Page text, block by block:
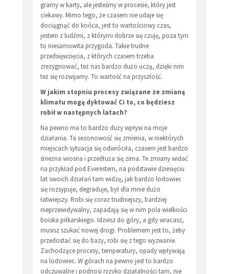
gramy w karty, ale jesteśmy w procesie, który jest
ciekawy. Mimo tego, że czasem nie udaje się
dociągnąć do końca, jest to wartościowy czas,
jestem z ludźmi, z którymi dobrze się czuję, poza tym
to niesamowita przygoda. Takie trudne
przedsięwzięcia, z których czasem trzeba
zrezygnować, też nas bardzo dużo uczą, dzięki nim
też się rozwijamy. To wartość na przyszłość.
W jakim stopniu procesy związane ze zmianą
klimatu mogą dyktować Ci to, co będziesz
robił w następnych latach?
Na pewno ma to bardzo duży wpływ na moje
działania. Ta sezonowość się zmienia, w niektórych
miejscach sytuacja się odwróciła, czasem jest bardzo
śnieżna wiosna i przedłuża się zima. Te zmiany widać
na przykład pod Everestem, na podstawie dziesięciu
lat swoich działań tam widzę, jak bardzo lodowiec
się rozsypuje, degraduje, był dla mnie dużo
łatwiejszy. Robi się coraz trudniejszy, bardziej
nieprzewidywalny, zapadają się w nim pola wielkości
boiska piłkarskiego. Idziesz do góry, a gdy wracasz,
musisz szukać nowej drogi. Problemem jest to, żeby
przedostać się do bazy, robi się z tego wyzwanie.
Zachodzące procesy, temperatury, opady wpływają
na lodowiec. W górach na pewno jest to bardzo
odczuwalne i podnosi ryzyko działalności tam, nie